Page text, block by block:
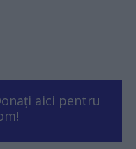
aici pentru